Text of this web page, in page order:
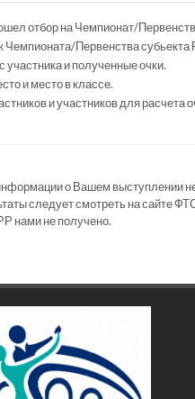
отбор на Чемпионат/
Чемпионата/Первенства
участника и полученные очки.
и место в классе.
и участников для расчета
о Вашем выступлении
следует смотреть на сайте
нами не получено.